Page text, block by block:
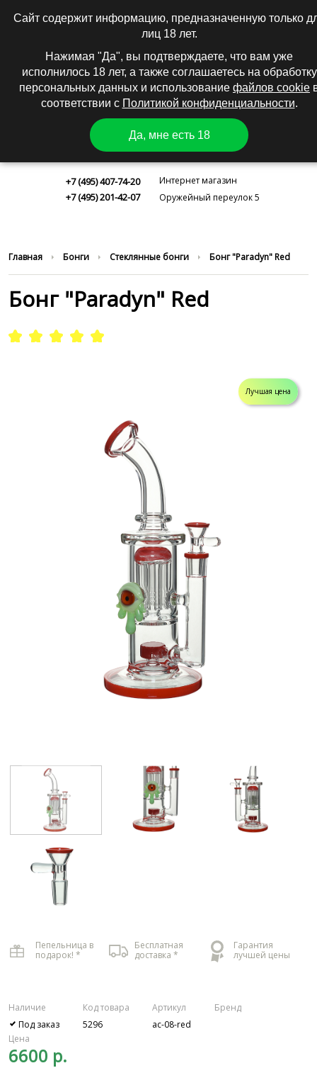
Сайт содержит информацию, предназначенную только
лиц 18 лет.
Нажимая "Да", вы подтверждаете, что вам уже
исполнилось 18 лет, а также соглашаетесь на обработку
персональных данных и использование файлов cookie
соответствии с Политикой конфиденциальности.
Да, мне есть 18
+7 (495) 407-74-20
+7 (495) 201-42-07
Интернет магазин
Оружейный переулок 5
Главная Бонги Стеклянные бонги Бонг "Paradyn" Red
Бонг "Paradyn" Red
Лучшая цена
Пепельница в
подарок! *
Бесплатная
доставка *
Гарантия
лучшей цены
Наличие
Под заказ
Код товара
5296
Артикул
ac-08-red
Бренд
Цена
6600 р.